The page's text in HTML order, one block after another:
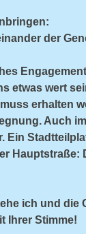
der
etwas wert
erhalten
Auch
Ein
Hauptstraße:
ich und die
Ihrer Stimme!